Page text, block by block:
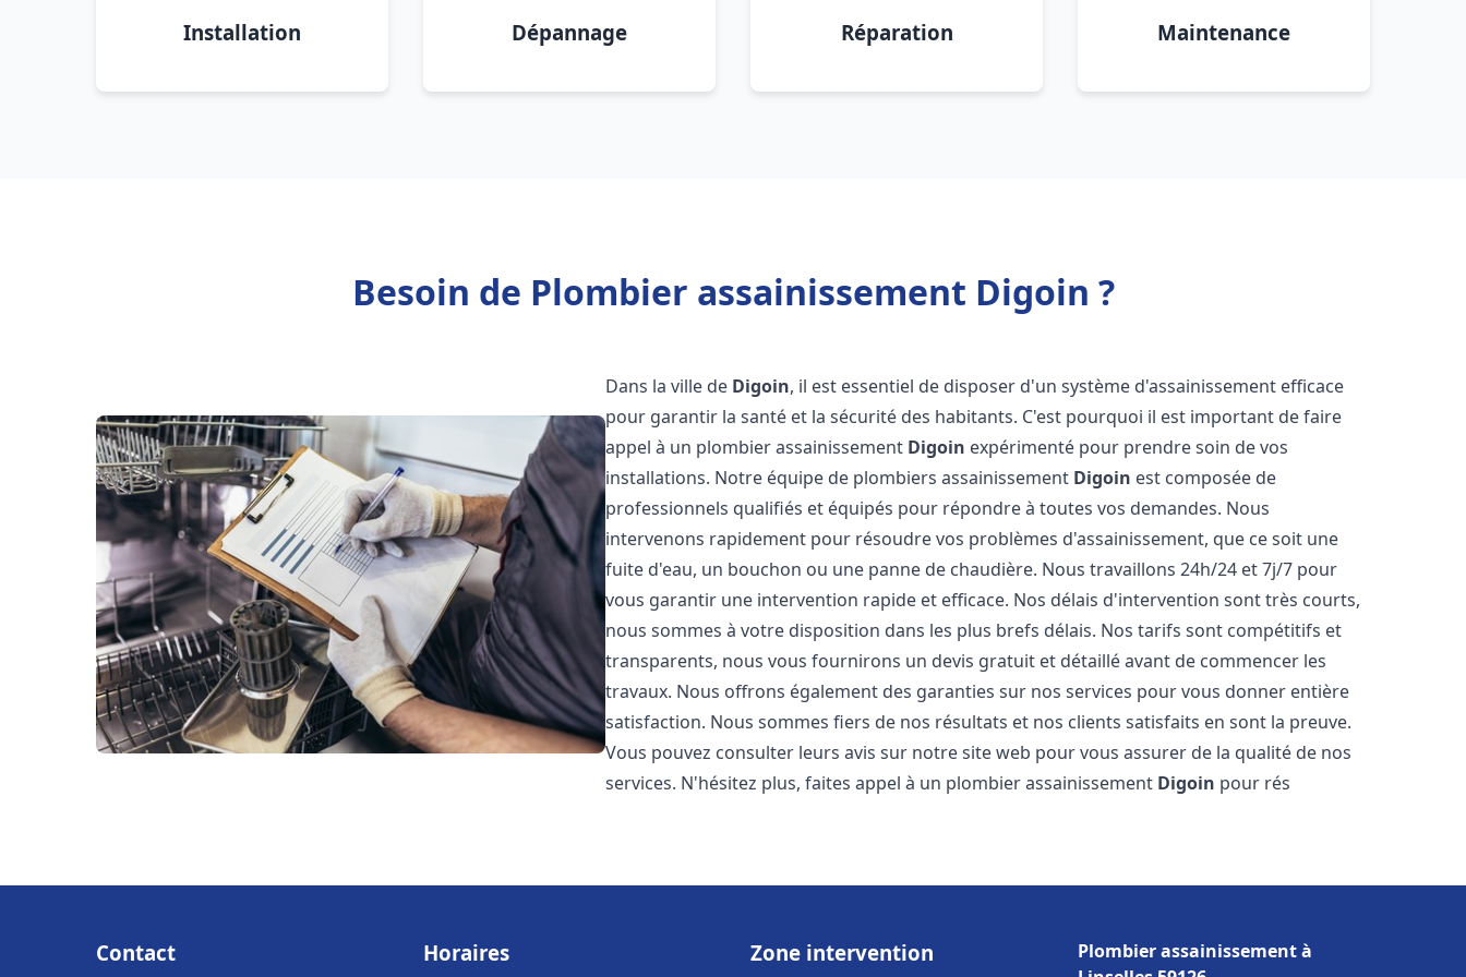
Installation Dépannage Réparation Maintenance
Besoin de Plombier assainissement Digoin ?
Dans la ville de Digoin, il est essentiel de disposer d'un système d'assainissement efficace
pour garantir la santé et la sécurité des habitants. C'est pourquoi il est important de faire
appel à un plombier assainissement Digoin expérimenté pour prendre soin de vos
installations. Notre équipe de plombiers assainissement Digoin est composée de
professionnels qualifiés et équipés pour répondre à toutes vos demandes. Nous
intervenons rapidement pour résoudre vos problèmes d'assainissement, que ce soit une
fuite d'eau, un bouchon ou une panne de chaudière. Nous travaillons 24h/24 et 7j/7 pour
vous garantir une intervention rapide et efficace. Nos délais d'intervention sont très courts,
nous sommes à votre disposition dans les plus brefs délais. Nos tarifs sont compétitifs et
transparents, nous vous fournirons un devis gratuit et détaillé avant de commencer les
travaux. Nous offrons également des garanties sur nos services pour vous donner entière
satisfaction. Nous sommes fiers de nos résultats et nos clients satisfaits en sont la preuve.
Vous pouvez consulter leurs avis sur notre site web pour vous assurer de la qualité de nos
services. N'hésitez plus, faites appel à un plombier assainissement Digoin pour rés
Contact Horaires Zone intervention
Plombier assainissement à